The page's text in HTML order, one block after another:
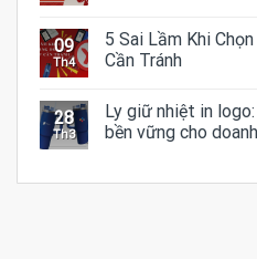
09
Th4
5 Sai Lầm Khi
Cần Tránh
28
Th3
Ly giữ nhiệt in
bền vững cho